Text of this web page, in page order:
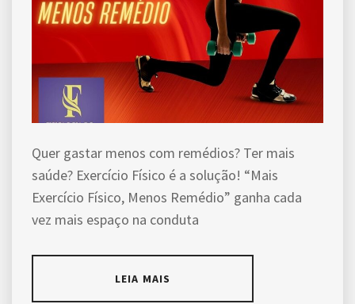
Quer gastar menos com remédios? Ter mais
saúde? Exercício Físico é a solução! “Mais
Exercício Físico, Menos Remédio” ganha cada
vez mais espaço na conduta
LEIA MAIS